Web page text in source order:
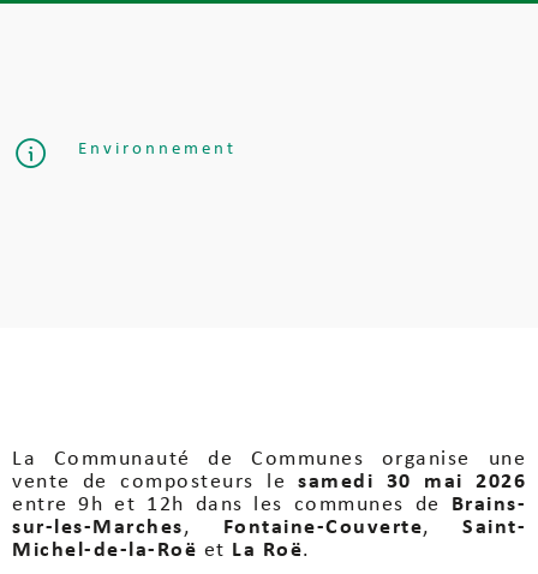
La Communauté de Communes organise une
vente de composteurs lesamedi 30 mai 2026
entre 9h et 12h dans les communes de
Brains-
sur-les-Marches, Fontaine-Couverte, Saint-
Michel-de-la-Roë et La Roë.
Environnement